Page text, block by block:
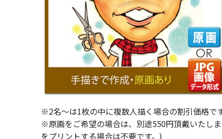
※2名～は1枚の中に複数人描く場合の割引価格です
※原画をご希望の場合は、別途550円頂戴いたし
をプリントする場合は不要です。)